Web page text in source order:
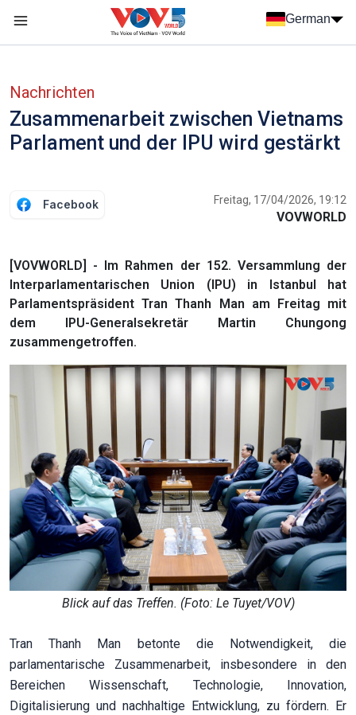
German
Nachrichten
Zusammenarbeit zwischen Vietnams
Parlament und der IPU wird gestärkt
Facebook Freitag, 17/04/2026, 19:12
VOVWORLD
[VOVWORLD] - Im Rahmen der 152. Versammlung der
Interparlamentarischen Union (IPU) in Istanbul hat
Parlamentspräsident Tran Thanh Man am Freitag mit
dem IPU-Generalsekretär Martin Chungong
zusammengetroffen.
Blick auf das Treffen. (Foto: Le Tuyet/VOV)
Tran Thanh Man betonte die Notwendigkeit, die
parlamentarische Zusammenarbeit, insbesondere in den
Bereichen Wissenschaft, Technologie, Innovation,
Digitalisierung und nachhaltige Entwicklung, zu fördern. Er